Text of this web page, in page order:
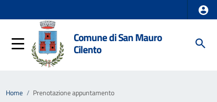
Comune di San Mauro
Cilento
Home / Prenotazione appuntamento